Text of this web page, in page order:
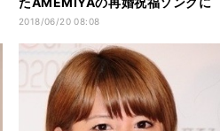
感動
2018/06/20 08:08